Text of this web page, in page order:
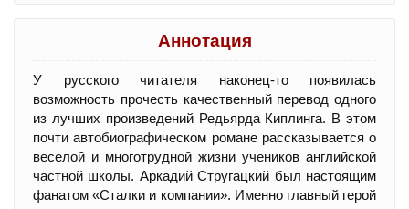
Аннотация
У русского читателя наконец-то появилась
возможность прочесть качественный перевод одного
из лучших произведений Редьярда Киплинга. В этом
почти автобиографическом романе рассказывается о
веселой и многотрудной жизни учеников английской
частной школы. Аркадий Стругацкий был настоящим
фанатом «Сталки и компании». Именно главный герой